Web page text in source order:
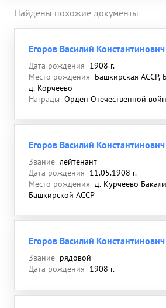
Найдены похожие документы
Егоров Василий Константинович
Дата рождения 1908 г.
Место рождения Башкирская АССР,
д. Корчеево
Награды Орден Отечественной
Егоров Василий Константинович
Звание лейтенант
Дата рождения 11.05.1908 г.
Место рождения д. Курчеево
Башкирской АССР
Егоров Василий Константинович
Звание рядовой
Дата рождения 1908 г.